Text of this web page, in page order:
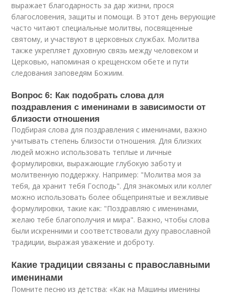
выражает благодарность за дар жизни, прося
благословения, защиты и помощи. В этот день верующие
часто читают специальные молитвы, посвященные
святому, и участвуют в церковных службах. Молитва
также укрепляет духовную связь между человеком и
Церковью, напоминая о крещенском обете и пути
следования заповедям Божиим.
Вопрос 6: Как подобрать слова для
поздравления с именинами в зависимости от
близости отношения
Подбирая слова для поздравления с именинами, важно
учитывать степень близости отношения. Для близких
людей можно использовать теплые и личные
формулировки, выражающие глубокую заботу и
молитвенную поддержку. Например: "Молитва моя за
тебя, да хранит тебя Господь". Для знакомых или коллег
можно использовать более общепринятые и вежливые
формулировки, такие как: "Поздравляю с именинами,
желаю тебе благополучия и мира". Важно, чтобы слова
были искренними и соответствовали духу православной
традиции, выражая уважение и доброту.
Какие традиции связаны с православными
именинами
Помните песню из детства: «Как на Машины именины